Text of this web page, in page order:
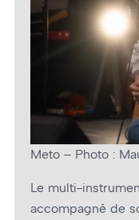
Meto – Photo :
Le multi-
accompagné de